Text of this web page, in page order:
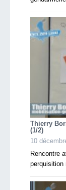
Thierry
(1/2)
10
Rencontre
perquisition